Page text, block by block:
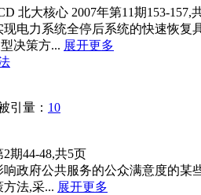
北大核心 2007年第11期153-157,
电力系统全停后系统的快速恢
决策方... 展开更多
引量： 10
2期44-48,共5页
政府公共服务的公众满意度的
法,采... 展开更多